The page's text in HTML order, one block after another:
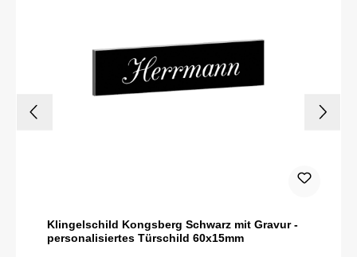
Klingelschild Kongsberg Schwarz mit Gravur -
personalisiertes Türschild 60x15mm